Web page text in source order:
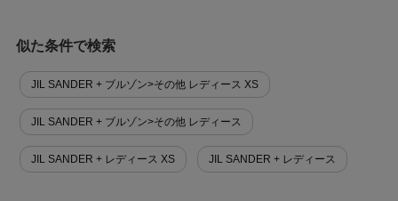
似た条件で検索
JIL SANDER + ブルゾン>その他 レディース XS
JIL SANDER + ブルゾン>その他 レディース
JIL SANDER + レディース XS JIL SANDER + レディース